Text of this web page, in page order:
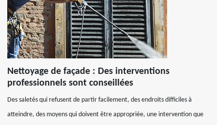
Nettoyage de façade : Des interventions
professionnels sont conseillées
Des saletés qui refusent de partir facilement, des endroits difficiles à
atteindre, des moyens qui doivent être appropriée, une intervention que